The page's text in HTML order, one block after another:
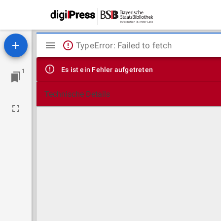
1
Mirador
Viewer
TypeError: Failed to fetch
Es ist ein Fehler aufgetreten
Technische Details